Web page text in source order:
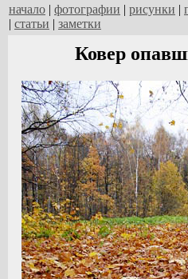
начало | фотографии | рисунки |
| статьи | заметки
Ковер